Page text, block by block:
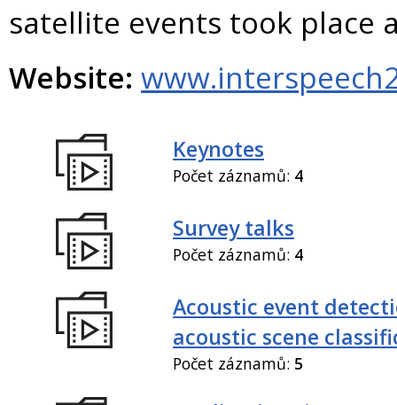
satellite events took place
Website:
Keynotes
Počet záznamů: 4
Survey talks
Počet záznamů: 4
Acoustic event
acoustic scene
Počet záznamů: 5